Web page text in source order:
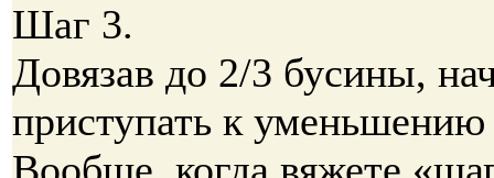
Шаг 3.
Довязав до 2/3 бусины,
приступать к